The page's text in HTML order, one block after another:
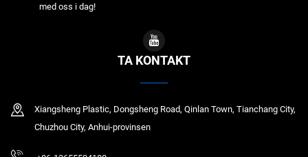
med oss i dag!
TA KONTAKT
Xiangsheng Plastic, Dongsheng Road, Qinlan Town, Tianchang City,
Chuzhou City, Anhui-provinsen